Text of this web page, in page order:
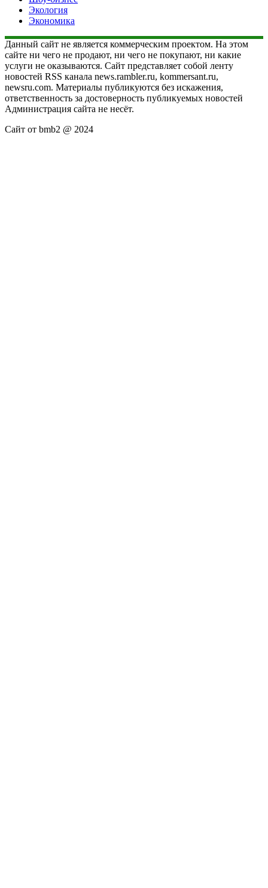
Экология
Экономика
Данный сайт не является коммерческим проектом. На этом
сайте ни чего не продают, ни чего не покупают, ни какие
услуги не оказываются. Сайт представляет собой ленту
новостей RSS канала news.rambler.ru, kommersant.ru,
newsru.com. Материалы публикуются без искажения,
ответственность за достоверность публикуемых новостей
Администрация сайта не несёт.
Сайт от bmb2 @ 2024